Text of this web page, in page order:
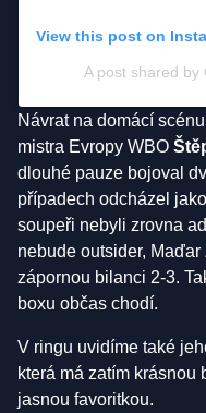
View this post on
A post shared by
Návrat na domácí
mistra Evropy WBO
dlouhé pauze bojoval
případech odcházel
soupeři nebyli zrovna
nebude outsider,
zápornou bilanci 2-3.
boxu občas chodí.
V ringu uvidíme také
která má zatím
jasnou favoritkou.